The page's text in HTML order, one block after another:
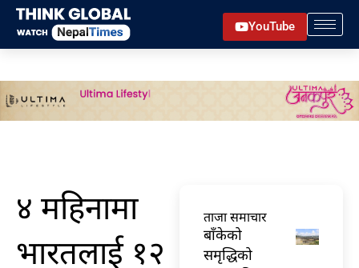
Skip
content
YouTube
४ महिनामा
भारतलाई १२
ताजा समाचार
बाँकेको
समृद्धिको